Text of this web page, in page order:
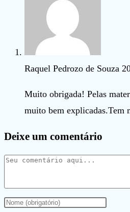
Raquel Pedrozo de Souza
Muito obrigada! Pelas
muito bem explicadas.Tem
Deixe um comentário
Comentário
Digite